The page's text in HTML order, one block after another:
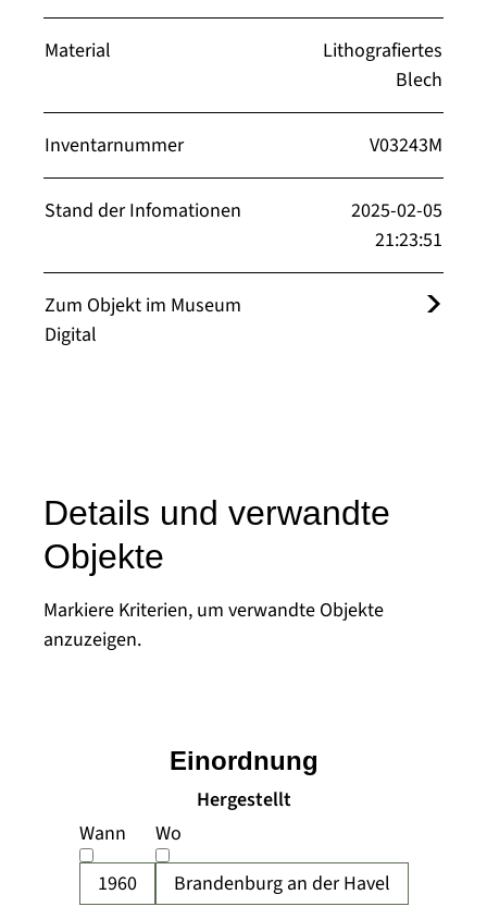
Material
Lithografiertes
Blech
Inventarnummer V03243M
Stand der Infomationen
2025-02-05
21:23:51
Zum Objekt im Museum
Digital
Details und verwandte
Objekte
Markiere Kriterien, um verwandte Objekte
anzuzeigen.
Hergestellt
Wann
1960
Wo
Brandenburg an der Havel
Einordnung